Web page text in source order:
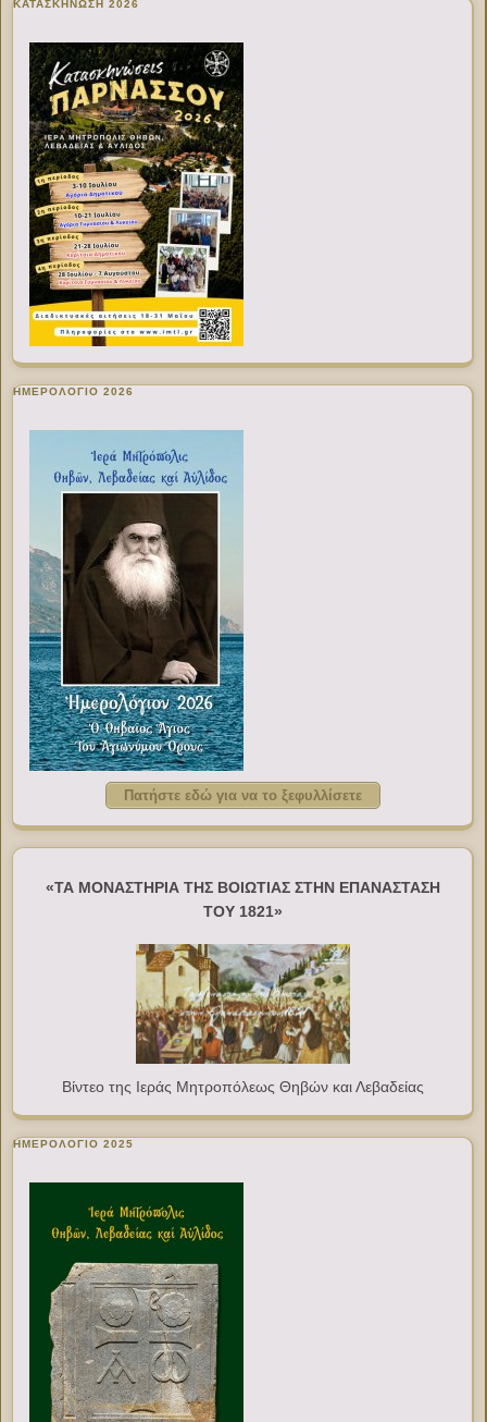
ΚΑΤΑΣΚΗΝΩΣΗ 2026
ΗΜΕΡΟΛΟΓΙΟ 2026
Πατήστε εδώ για να το ξεφυλλίσετε
«ΤΑ ΜΟΝΑΣΤΗΡΙΑ ΤΗΣ ΒΟΙΩΤΙΑΣ ΣΤΗΝ ΕΠΑΝΑΣΤΑΣΗ
ΤΟΥ 1821»
Βίντεο της Ιεράς Μητροπόλεως Θηβών και Λεβαδείας
ΗΜΕΡΟΛΟΓΙΟ 2025